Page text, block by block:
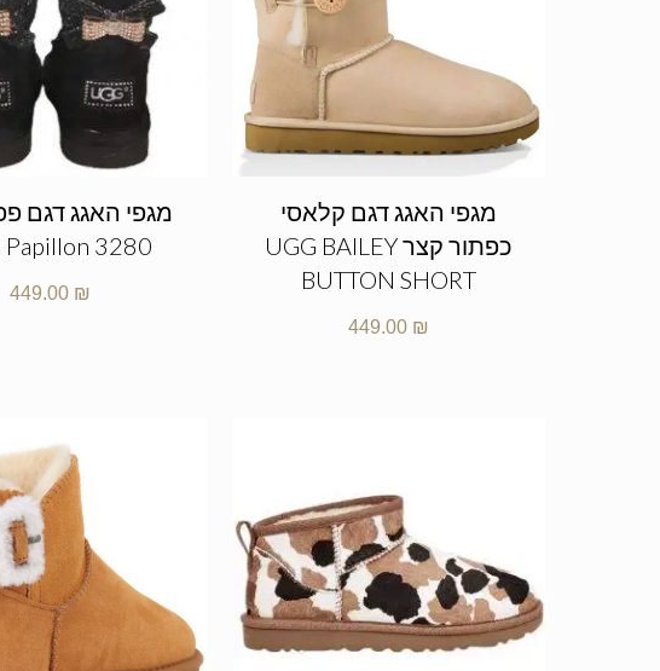
מגפי האגג דגם קלאסי
כפתור קצר UGG BAILEY
BUTTON SHORT
449.00 ₪
מגפי האגג דגם
Papillon 3280
449.00 ₪